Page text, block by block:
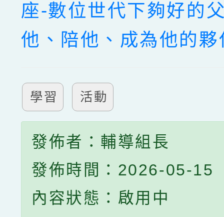
座-數位世代下夠好的
他、陪他、成為他的夥
學習 活動
發佈者：輔導組長
發佈時間：2026-05-15
內容狀態：啟用中